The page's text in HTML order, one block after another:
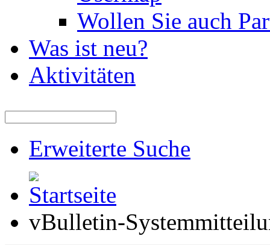
Wollen Sie auch
Was ist neu?
Aktivitäten
Erweiterte Suche
vBulletin-